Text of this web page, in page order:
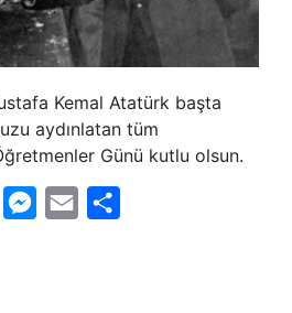
Kemal Atatürk başta
aydınlatan tüm
Günü kutlu olsun.
WhatsAppMessenger
Email